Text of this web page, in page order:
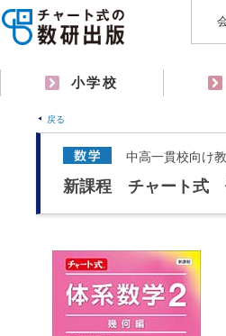
小学校
戻る
中高一貫校向け
新課程 チャート式